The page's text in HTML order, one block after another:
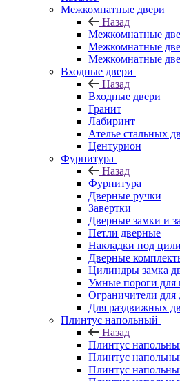
Межкомнатные двери
Назад
Межкомнатные
Межкомнатные
Межкомнатные
Входные двери
Назад
Входные двери
Гранит
Лабиринт
Ателье стальных
Центурион
Фурнитура
Назад
Фурнитура
Дверные ручки
Завертки
Дверные замки и
Петли дверные
Накладки под
Дверные
Цилиндры замка
Умные пороги для
Ограничители для
Для раздвижных
Плинтус напольный
Назад
Плинтус
Плинтус
Плинтус